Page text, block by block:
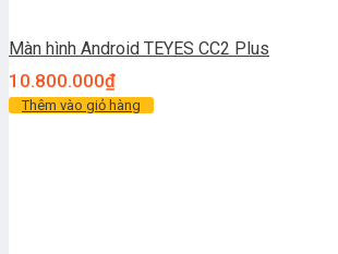
Màn hình Android TEYES CC2 Plus
10.800.000₫
Thêm vào giỏ hàng